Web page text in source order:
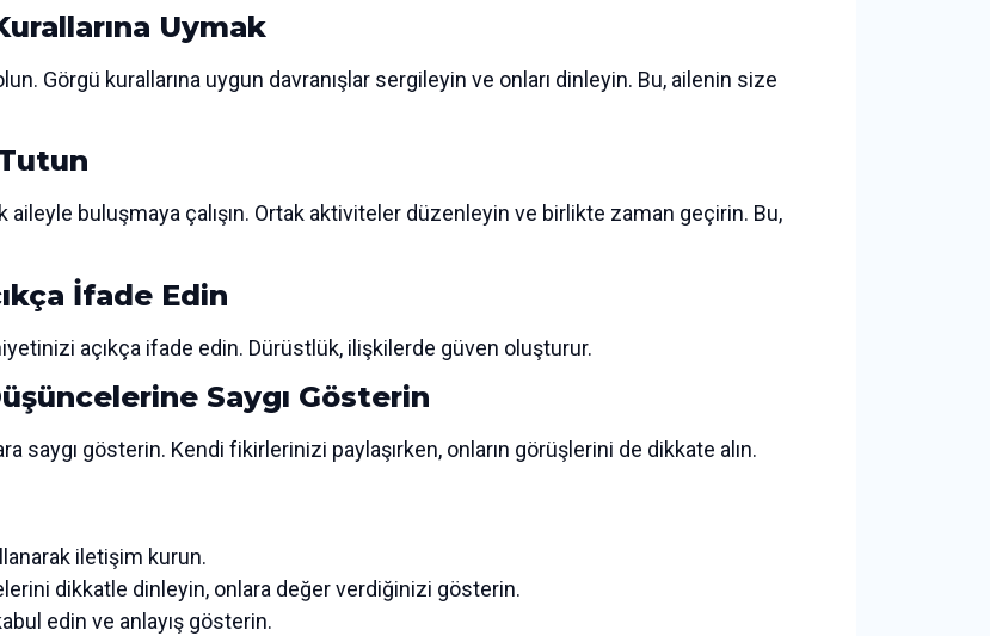
Uymak
Görgü kurallarına uygun davranışlar sergileyin ve onları dinleyin. Bu, ailenin size
buluşmaya çalışın. Ortak aktiviteler düzenleyin ve birlikte zaman geçirin. Bu,
İfade Edin
açıkça ifade edin. Dürüstlük, ilişkilerde güven oluşturur.
Saygı Gösterin
saygı gösterin. Kendi fikirlerinizi paylaşırken, onların görüşlerini de dikkate alın.
iletişim kurun.
dikkatle dinleyin, onlara değer verdiğinizi gösterin.
edin ve anlayış gösterin.